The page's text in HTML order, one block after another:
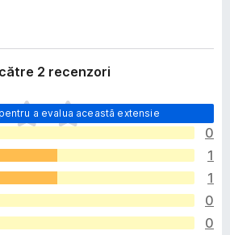
2 recenzori
a evalua această extensie
0
1
1
0
0